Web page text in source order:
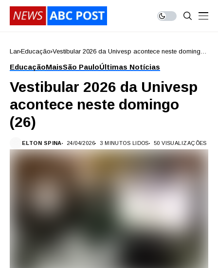
Lar Educação Vestibular 2026 da Univesp acontece neste domingo
EducaçãoMaisSão PauloÚltimas Notícias
Vestibular 2026 da Univesp
acontece neste domingo
(26)
ELTON SPINA 24/04/2026 3 MINUTOS LIDOS 50 VISUALIZAÇÕES